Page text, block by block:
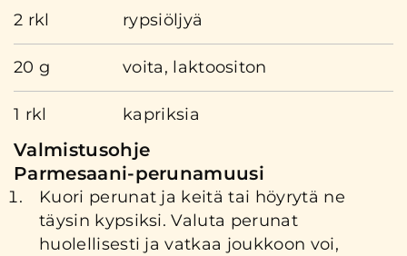
2 rkl rypsiöljyä
20 g voita, laktoositon
1 rkl kapriksia
Valmistusohje
Parmesaani-perunamuusi
Kuori perunat ja keitä tai höyrytä ne
täysin kypsiksi. Valuta perunat
huolellisesti ja vatkaa joukkoon voi,